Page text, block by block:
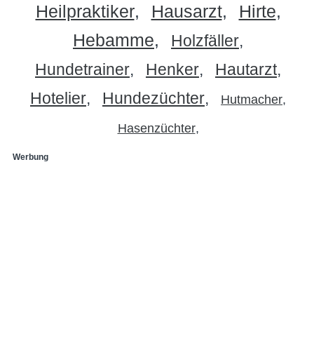
Heilpraktiker Hausarzt
Hirte
Hebamme
Holzfäller
Hundetrainer
Henker
Hautarzt
Hotelier
Hundezüchter Hutmacher
Hasenzüchter
Werbung